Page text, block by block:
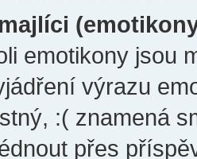
emotikony jsou
výrazu
:( znamená
přes